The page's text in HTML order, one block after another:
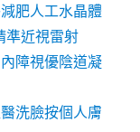
肥人工水晶體
準近視雷射
障視優陰道凝
洗臉按個人膚